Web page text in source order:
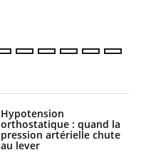
Hypotension
orthostatique : quand la
pression artérielle chute
au lever